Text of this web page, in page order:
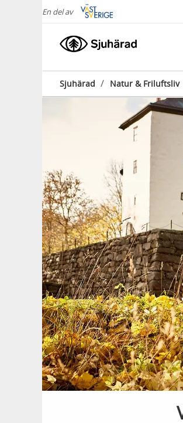
En del av
Sjuhärad / Natur & Friluftsliv